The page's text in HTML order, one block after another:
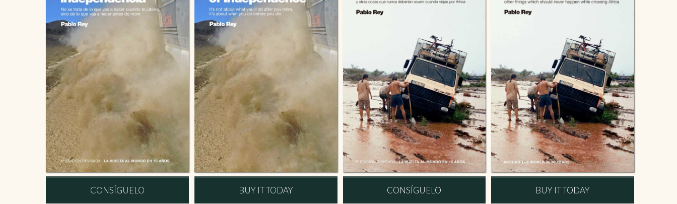
CONSÍGUELO BUY IT TODAY CONSÍGUELO BUY IT TODAY